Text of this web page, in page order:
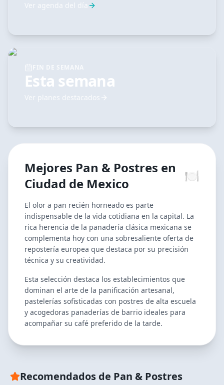
Ver agenda del día
Esta semana
Ver planes destacados
Mejores Pan & Postres en
Ciudad de Mexico
🍽️
El olor a pan recién horneado es parte
indispensable de la vida cotidiana en la capital. La
rica herencia de la panadería clásica mexicana se
complementa hoy con una sobresaliente oferta de
repostería europea que destaca por su precisión
técnica y su creatividad.
Esta selección destaca los establecimientos que
dominan el arte de la panificación artesanal,
pastelerías sofisticadas con postres de alta escuela
y acogedoras panaderías de barrio ideales para
acompañar su café preferido de la tarde.
Recomendados de Pan & Postres
Quiero Gelato